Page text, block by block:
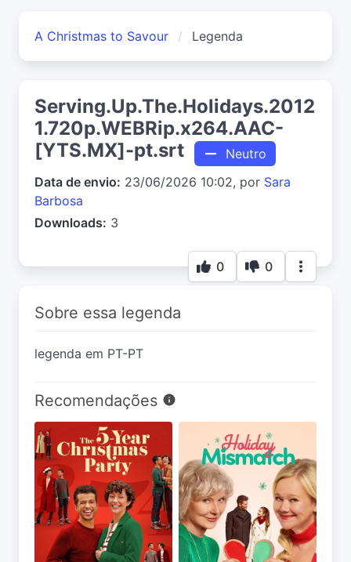
A Christmas to Savour Legenda
Serving.Up.The.Holidays.2012
1.720p.WEBRip.x264.AAC-
[YTS.MX]-pt.srt
Neutro
Data de envio: 23/06/2026 10:02, por Sara
Barbosa
Downloads: 3
0 0
Sobre essa legenda
legenda em PT-PT
Recomendações